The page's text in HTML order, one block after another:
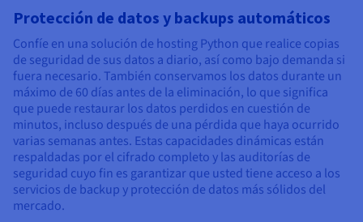
Protección de datos y backups automáticos
Confíe en una solución de hosting Python que realice copias
de seguridad de sus datos a diario, así como bajo demanda si
fuera necesario. También conservamos los datos durante un
máximo de 60 días antes de la eliminación, lo que significa
que puede restaurar los datos perdidos en cuestión de
minutos, incluso después de una pérdida que haya ocurrido
varias semanas antes. Estas capacidades dinámicas están
respaldadas por el cifrado completo y las auditorías de
seguridad cuyo fin es garantizar que usted tiene acceso a los
servicios de backup y protección de datos más sólidos del
mercado.